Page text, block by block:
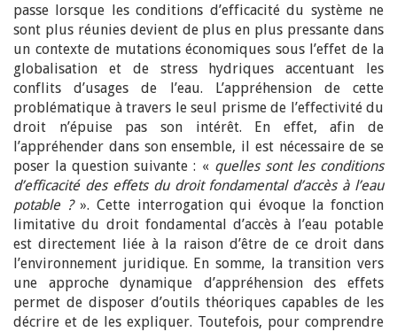
passe lorsque les conditions d’efficacité du système ne
sont plus réunies devient de plus en plus pressante dans
un contexte de mutations économiques sous l’effet de la
globalisation et de stress hydriques accentuant les
conflits d’usages de l’eau. L’appréhension de cette
problématique à travers le seul prisme de l’effectivité du
droit n’épuise pas son intérêt. En effet, afin de
l’appréhender dans son ensemble, il est nécessaire de se
poser la question suivante : « quelles sont les conditions
d’efficacité des effets du droit fondamental d’accès à l’eau
potable ?». Cette interrogation qui évoque la fonction
limitative du droit fondamental d’accès à l’eau potable
est directement liée à la raison d’être de ce droit dans
l’environnement juridique. En somme, la transition vers
une approche dynamique d’appréhension des effets
permet de disposer d’outils théoriques capables de les
décrire et de les expliquer. Toutefois, pour comprendre